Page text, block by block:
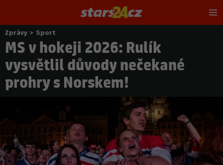
Nacházíte
se
zde:
Zprávy > Sport
MS v hokeji 2026: Rulík
vysvětlil důvody nečekané
prohry s Norskem!